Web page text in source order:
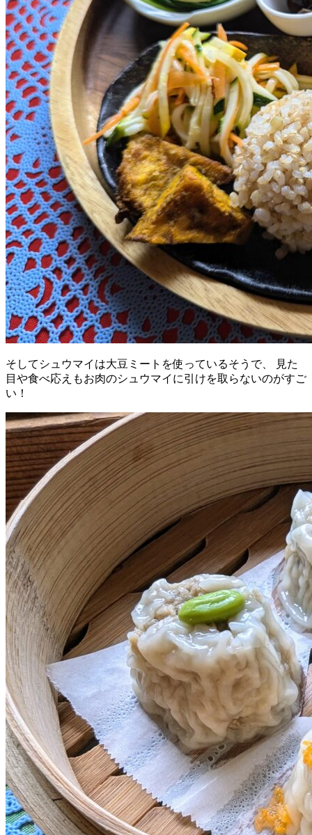
そしてシュウマイは大豆ミートを使っているそうで、 見た
目や食べ応えもお肉のシュウマイに引けを取らないのがすご
い！